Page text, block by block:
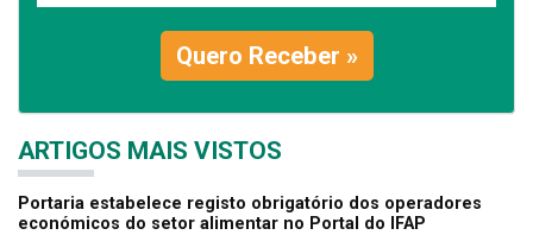
Quero Receber »
ARTIGOS MAIS VISTOS
Portaria estabelece registo obrigatório dos operadores
económicos do setor alimentar no Portal do IFAP